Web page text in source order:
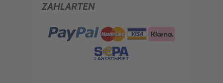
ZAHLARTEN